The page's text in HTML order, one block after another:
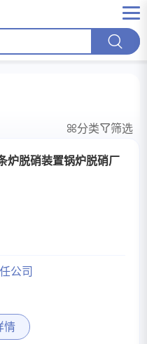
分类 筛选
炉脱硝装置锅炉脱硝厂
公司
情